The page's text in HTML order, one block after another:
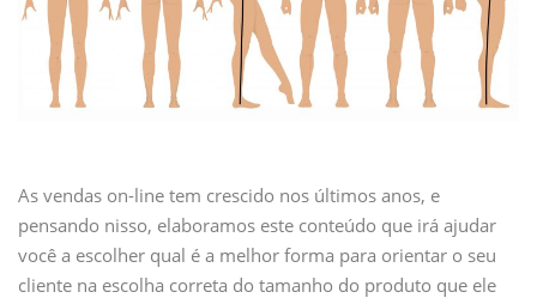
As vendas on-line tem crescido nos últimos anos, e
pensando nisso, elaboramos este conteúdo que irá ajudar
você a escolher qual é a melhor forma para orientar o seu
cliente na escolha correta do tamanho do produto que ele